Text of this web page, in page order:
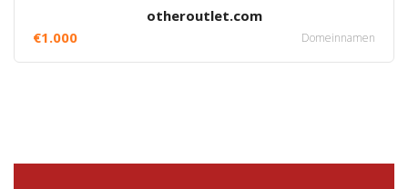
otheroutlet.com
€1.000
Domeinnamen